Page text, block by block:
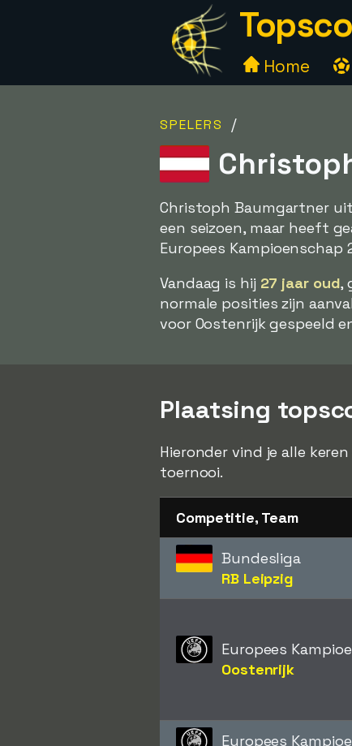
Home
SPELERS /
Christoph Baumgartner
een seizoen, maar heeft
Europees Kampioenschap
Vandaag is hij 27 jaar oud,
normale posities zijn
voor Oostenrijk gespeeld
Plaatsing
Hieronder vind je alle
toernooi.
Competitie, Team
Bundesliga
RB Leipzig
Europees
Oostenrijk
Europees